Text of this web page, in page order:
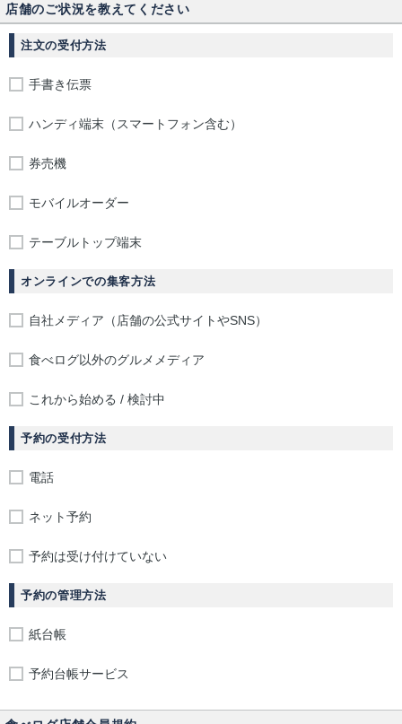
店舗のご状況を教えてください
注文の受付方法
手書き伝票
ハンディ端末（スマートフォン含む）
券売機
モバイルオーダー
テーブルトップ端末
オンラインでの集客方法
自社メディア（店舗の公式サイトやSNS）
食べログ以外のグルメメディア
これから始める / 検討中
予約の受付方法
電話
ネット予約
予約は受け付けていない
予約の管理方法
紙台帳
予約台帳サービス